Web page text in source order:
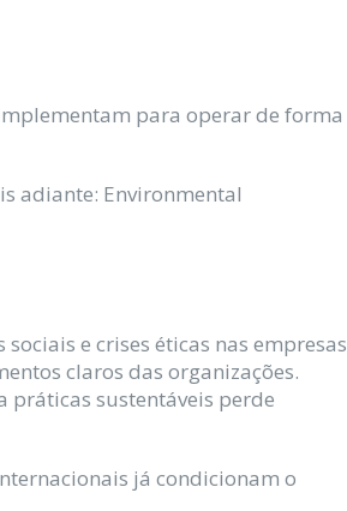
para operar de forma
adiante: Environmental
e crises éticas nas empresas
claros das organizações.
práticas sustentáveis perde
já condicionam o